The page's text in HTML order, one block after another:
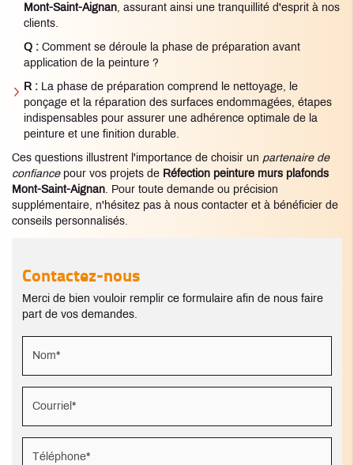
Mont-Saint-Aignan, assurant ainsi une tranquillité d'esprit à nos
clients.
Q : Comment se déroule la phase de préparation avant
application de la peinture ?
R : La phase de préparation comprend le nettoyage, le
ponçage et la réparation des surfaces endommagées, étapes
indispensables pour assurer une adhérence optimale de la
peinture et une finition durable.
Ces questions illustrent l'importance de choisir un partenaire de
confiancepour vos projets de Réfection peinture murs plafonds
Mont-Saint-Aignan. Pour toute demande ou précision
supplémentaire, n'hésitez pas à nous contacter et à bénéficier de
conseils personnalisés.
Contactez-nous
Merci de bien vouloir remplir ce formulaire afin de nous faire
part de vos demandes.